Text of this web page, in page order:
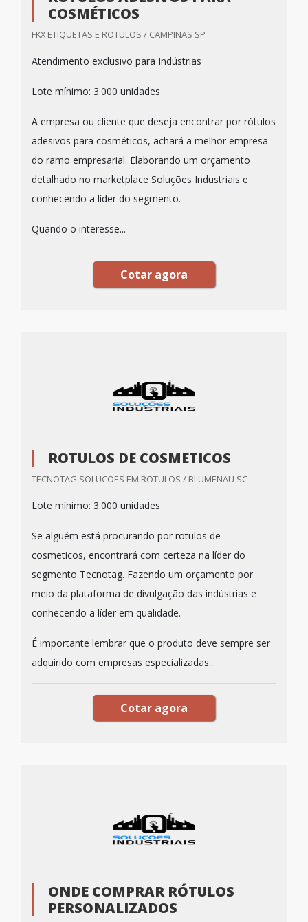
COSMÉTICOS
FKX ETIQUETAS E ROTULOS / CAMPINAS SP
Atendimento exclusivo para Indústrias
Lote mínimo: 3.000 unidades
A empresa ou cliente que deseja encontrar por rótulos
adesivos para cosméticos, achará a melhor empresa
do ramo empresarial. Elaborando um orçamento
detalhado no marketplace Soluções Industriais e
conhecendo a líder do segmento.
Quando o interesse...
Cotar agora
ROTULOS DE COSMETICOS
TECNOTAG SOLUCOES EM ROTULOS / BLUMENAU SC
Lote mínimo: 3.000 unidades
Se alguém está procurando por rotulos de
cosmeticos, encontrará com certeza na líder do
segmento Tecnotag. Fazendo um orçamento por
meio da plataforma de divulgação das indústrias e
conhecendo a líder em qualidade.
É importante lembrar que o produto deve sempre ser
adquirido com empresas especializadas...
Cotar agora
ONDE COMPRAR RÓTULOS
PERSONALIZADOS